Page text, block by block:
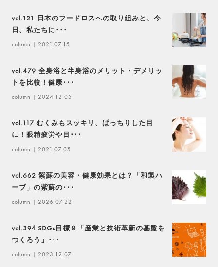
vol.121 日本のフードロスへの取り組みと、今
日、私たちに･･･
column | 2021.07.15
vol.479 全身浴と半身浴のメリット・デメリッ
トを比較！健康･･･
column | 2024.12.05
vol.117 むくみもスッキリ、ぱっちりした目
に！眼精疲労や目･･･
column | 2021.07.05
vol.662 紫蘇の美容・健康効果とは？「和製ハ
ーブ」の紫蘇の･･･
column | 2026.07.22
vol.394 SDGs目標９「産業と技術革新の基盤を
つくろう」･･･
column | 2023.12.07